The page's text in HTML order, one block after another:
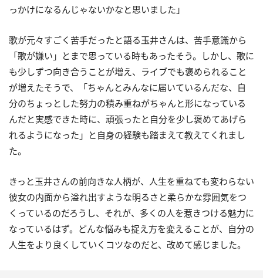
っかけになるんじゃないかなと思いました」
歌が元々すごく苦手だったと語る玉井さんは、苦手意識から
「歌が嫌い」とまで思っている時もあったそう。しかし、歌に
も少しずつ向き合うことが増え、ライブでも褒められること
が増えたそうで、「ちゃんとみんなに届いているんだな、自
分のちょっとした努力の積み重ねがちゃんと形になっている
んだと実感できた時に、頑張ったと自分を少し褒めてあげら
れるようになった」と自身の経験も踏まえて教えてくれまし
た。
きっと玉井さんの前向きな人柄が、人生を重ねても変わらない
彼女の内面から溢れ出すような明るさと柔らかな雰囲気をつ
くっているのだろうし、それが、多くの人を惹きつける魅力に
なっているはず。どんな悩みも捉え方を変えることが、自分の
人生をより良くしていくコツなのだと、改めて感じました。